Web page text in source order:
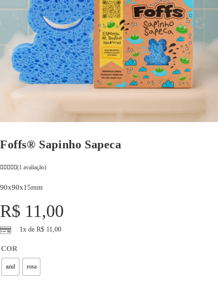
Foffs® Sapinho Sapeca
(1 avaliação)
90x90x15mm
R$ 11,00
1x de R$ 11,00
COR
azul rosa